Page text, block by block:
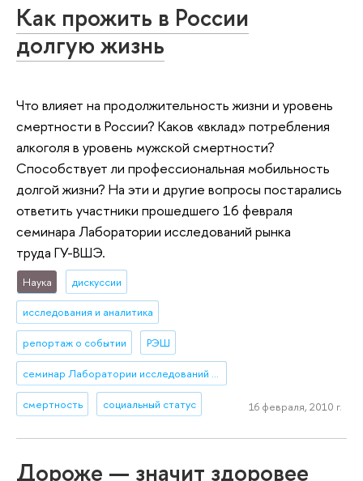
Как прожить в России
долгую жизнь
Что влияет на продолжительность жизни и уровень
смертности в России? Каков «вклад» потребления
алкоголя в уровень мужской смертности?
Способствует ли профессиональная мобильность
долгой жизни? На эти и другие вопросы постарались
ответить участники прошедшего 16 февраля
семинара Лаборатории исследований рынка
труда ГУ-ВШЭ.
Наука дискуссии
исследования и аналитика
репортаж о событии РЭШ
семинар Лаборатории исследований рынка труда (ЛИРТ)
смертность социальный статус 16 февраля, 2010 г.
Дороже — значит здоровее